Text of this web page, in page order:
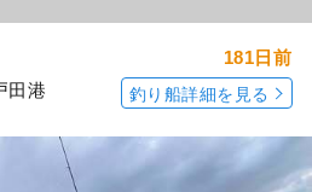
田港
181日前
釣り船詳細を見る